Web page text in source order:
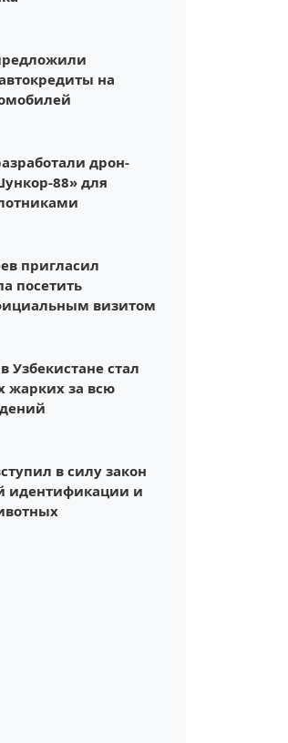
на
дрон-
88» для
пригласил
посетить
визитом
Узбекистане стал
жарких за всю
в силу закон
идентификации и